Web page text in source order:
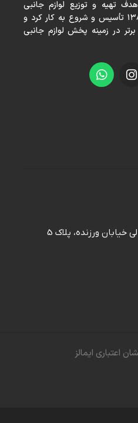
تهيه و توزيع لوازم جانبی
كامپيوتر و موبايل در سال ١٣٨٢ تأسيس و شروع به كار كرد و
در زمينه پخش لوازم جانبی
تهران، خیابان بهار شمالی خيابان ورزنده، پلاک 5